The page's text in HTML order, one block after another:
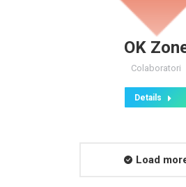
OK
Colaboratori
Details
Load